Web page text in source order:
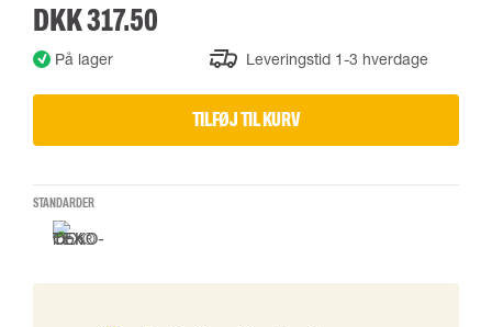
DKK 317.50
På lager Leveringstid 1-3 hverdage
TILFØJ TIL KURV
STANDARDER